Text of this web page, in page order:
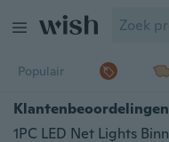
Populair
Klantenbeoordelingen